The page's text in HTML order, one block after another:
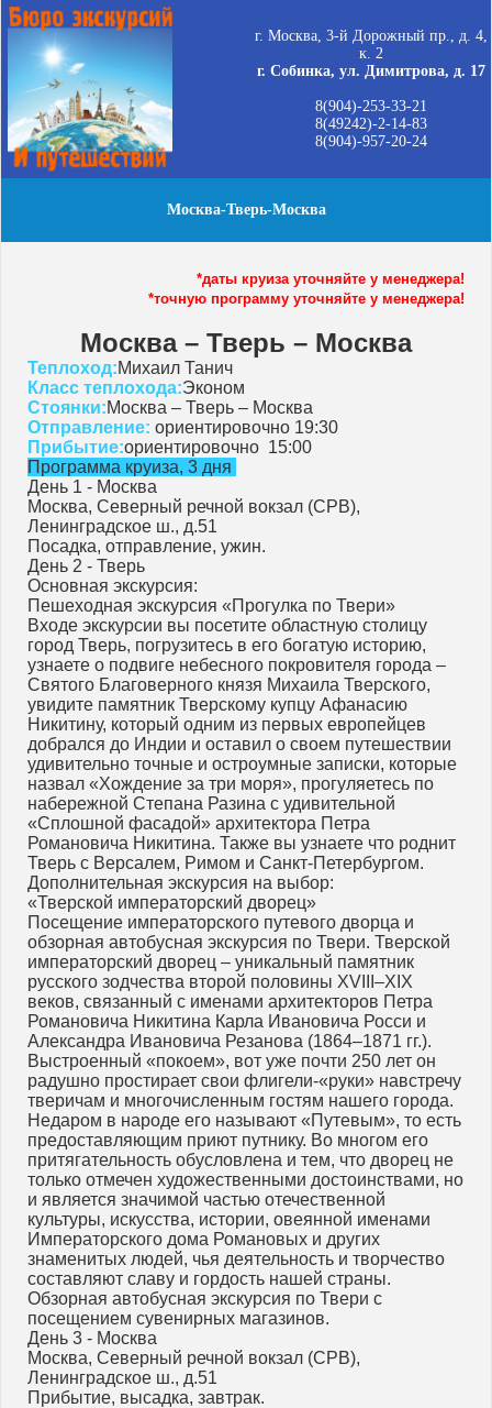
г. Москва, 3-й Дорожный пр., д. 4,
к. 2
г. Собинка, ул. Димитрова, д. 17
8(904)-253-33-21
8(49242)-2-14-83
8(904)-957-20-24
Москва-Тверь-Москва
*даты круиза уточняйте у менеджера!
*точную программу уточняйте у менеджера!
Москва – Тверь – Москва
Теплоход:Михаил Танич
Класс теплохода:Эконом
Стоянки:Москва – Тверь – Москва
Отправление: ориентировочно 19:30
Прибытие:ориентировочно 15:00
Программа круиза, 3 дня
День 1 - Москва
Москва, Северный речной вокзал (СРВ),
Ленинградское ш., д.51
Посадка, отправление, ужин.
День 2 - Тверь
Основная экскурсия:
Пешеходная экскурсия «Прогулка по Твери»
Входе экскурсии вы посетите областную столицу
город Тверь, погрузитесь в его богатую историю,
узнаете о подвиге небесного покровителя города –
Святого Благоверного князя Михаила Тверского,
увидите памятник Тверскому купцу Афанасию
Никитину, который одним из первых европейцев
добрался до Индии и оставил о своем путешествии
удивительно точные и остроумные записки, которые
назвал «Хождение за три моря», прогуляетесь по
набережной Степана Разина с удивительной
«Сплошной фасадой» архитектора Петра
Романовича Никитина. Также вы узнаете что роднит
Тверь с Версалем, Римом и Санкт-Петербургом.
Дополнительная экскурсия на выбор:
«Тверской императорский дворец»
Посещение императорского путевого дворца и
обзорная автобусная экскурсия по Твери. Тверской
императорский дворец – уникальный памятник
русского зодчества второй половины XVIII–XIX
веков, связанный с именами архитекторов Петра
Романовича Никитина Карла Ивановича Росси и
Александра Ивановича Резанова (1864–1871 гг.).
Выстроенный «покоем», вот уже почти 250 лет он
радушно простирает свои флигели-«руки» навстречу
тверичам и многочисленным гостям нашего города.
Недаром в народе его называют «Путевым», то есть
предоставляющим приют путнику. Во многом его
притягательность обусловлена и тем, что дворец не
только отмечен художественными достоинствами, но
и является значимой частью отечественной
культуры, искусства, истории, овеянной именами
Императорского дома Романовых и других
знаменитых людей, чья деятельность и творчество
составляют славу и гордость нашей страны.
Обзорная автобусная экскурсия по Твери с
посещением сувенирных магазинов.
День 3 - Москва
Москва, Северный речной вокзал (СРВ),
Ленинградское ш., д.51
Прибытие, высадка, завтрак.